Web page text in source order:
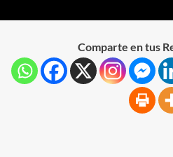
Comparte en tus